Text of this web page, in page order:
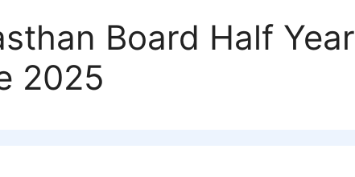
Board Half
2025